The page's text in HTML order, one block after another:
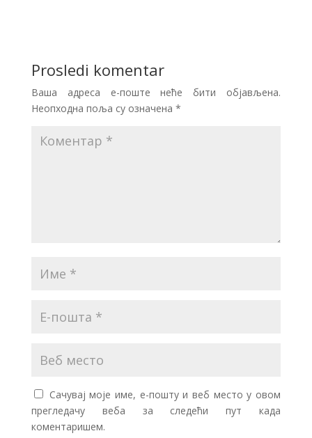
Prosledi komentar
Ваша адреса е-поште неће бити објављена.
Неопходна поља су означена *
Сачувај моје име, е-пошту и веб место у овом
прегледачу веба за следећи пут када
коментаришем.